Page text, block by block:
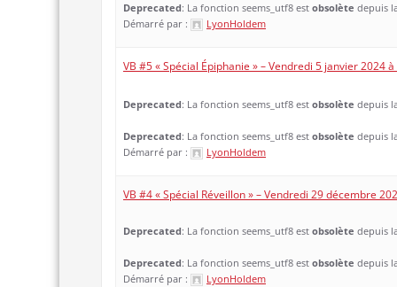
Deprecated: La fonction seems_utf8 est obsolète depuis
Démarré par :
LyonHoldem
VB #5 « Spécial Épiphanie » – Vendredi 5 janvier 2024
Deprecated: La fonction seems_utf8 est obsolète depuis
Deprecated: La fonction seems_utf8 est obsolète depuis
Démarré par :
LyonHoldem
VB #4 « Spécial Réveillon » – Vendredi 29 décembre
Deprecated: La fonction seems_utf8 est obsolète depuis
Deprecated: La fonction seems_utf8 est obsolète depuis
Démarré par :
LyonHoldem